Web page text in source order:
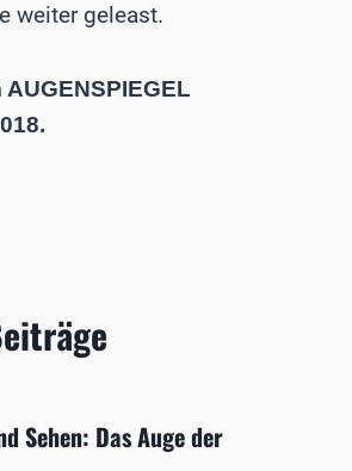
weiter geleast.
Sehen: Das Auge der